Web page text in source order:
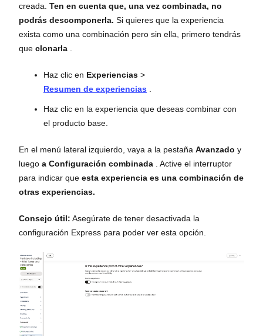
creada. Ten en cuenta que, una vez combinada, no
podrás descomponerla. Si quieres que la experiencia
exista como una combinación pero sin ella, primero tendrás
que clonarla
Haz clic en Experiencias >
Resumen de experiencias
Haz clic en la experiencia que deseas combinar con
el producto base.
En el menú lateral izquierdo, vaya a la pestaña Avanzado y
luego a Configuración combinada . Active el interruptor
para indicar que esta experiencia es una combinación de
otras experiencias.
Consejo útil: Asegúrate de tener desactivada la
configuración Express para poder ver esta opción.